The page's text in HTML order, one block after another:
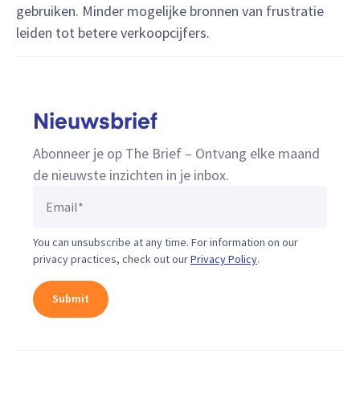
gebruiken. Minder mogelijke bronnen van frustratie
leiden tot betere verkoopcijfers.
Nieuwsbrief
Abonneer je op The Brief – Ontvang elke maand
de nieuwste inzichten in je inbox.
You can unsubscribe at any time. For information on our
privacy practices, check out ourPrivacy Policy.